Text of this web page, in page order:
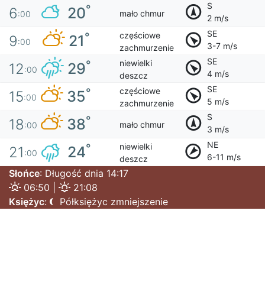
6:00 20° mało chmur
S
2 m/s
9:00 21°
częściowe
zachmurzenie
SE
3-7 m/s
12:00 29°
niewielki
deszcz
SE
4 m/s
15:00 35°
częściowe
zachmurzenie
SE
5 m/s
18:00 38° mało chmur
S
3 m/s
21 :00 24°
niewielki
deszcz
NE
6-11 m/s
Słońce: Długość dnia 14:17
06:50 |
21:08
Księżyc: Półksiężyc zmniejszenie